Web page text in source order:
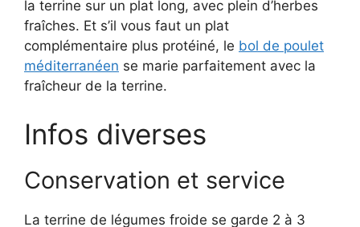
la terrine sur un plat long, avec plein d’herbes
fraîches. Et s’il vous faut un plat
complémentaire plus protéiné, le bol de poulet
méditerranéen se marie parfaitement avec la
fraîcheur de la terrine.
Infos diverses
Conservation et service
La terrine de légumes froide se garde 2 à 3